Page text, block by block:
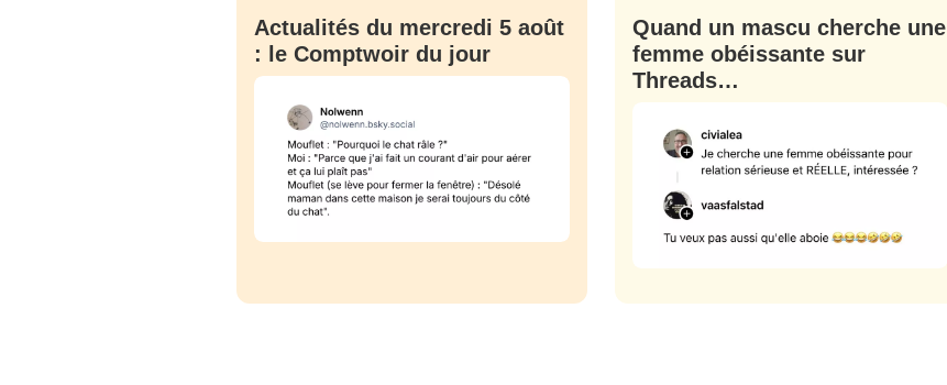
Actualités du mercredi 5 août
: le Comptwoir du jour
Quand un mascu cherche une
femme obéissante sur
Threads…